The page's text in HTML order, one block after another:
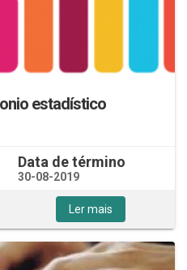
estadístico
Data de término
30-08-2019
Ler mais